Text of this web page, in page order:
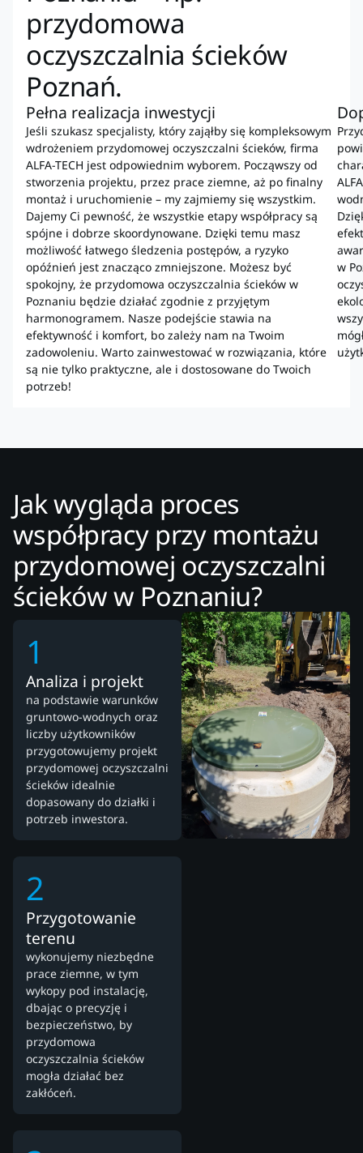
przydomowa
oczyszczalnia ścieków
Poznań.
Pełna realizacja inwestycji
Jeśli szukasz specjalisty, który zająłby się kompleksowym
wdrożeniem przydomowej oczyszczalni ścieków, firma
ALFA-TECH jest odpowiednim wyborem. Począwszy od
stworzenia projektu, przez prace ziemne, aż po finalny
montaż i uruchomienie – my zajmiemy się wszystkim.
Dajemy Ci pewność, że wszystkie etapy współpracy są
spójne i dobrze skoordynowane. Dzięki temu masz
możliwość łatwego śledzenia postępów, a ryzyko
opóźnień jest znacząco zmniejszone. Możesz być
spokojny, że przydomowa oczyszczalnia ścieków w
Poznaniu będzie działać zgodnie z przyjętym
harmonogramem. Nasze podejście stawia na
efektywność i komfort, bo zależy nam na Twoim
zadowoleniu. Warto zainwestować w rozwiązania, które
są nie tylko praktyczne, ale i dostosowane do Twoich
potrzeb!
w
Jak wygląda proces
współpracy przy montażu
przydomowej oczyszczalni
ścieków w Poznaniu?
1
Analiza i projekt
na podstawie warunków
gruntowo-wodnych oraz
liczby użytkowników
przygotowujemy projekt
przydomowej oczyszczalni
ścieków idealnie
dopasowany do działki i
potrzeb inwestora.
2
Przygotowanie
terenu
wykonujemy niezbędne
prace ziemne, w tym
wykopy pod instalację,
dbając o precyzję i
bezpieczeństwo, by
przydomowa
oczyszczalnia ścieków
mogła działać bez
zakłóceń.